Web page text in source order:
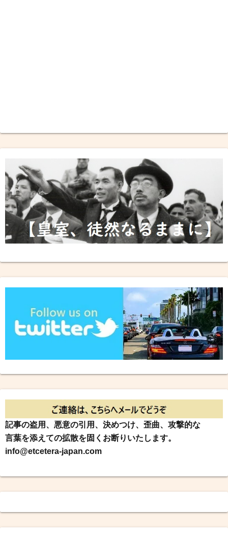
記事の盗用、悪意の引用、決めつけ、歪曲、攻撃的な
言葉を添えての拡散を固くお断りいたします。
info@etcetera-japan.com